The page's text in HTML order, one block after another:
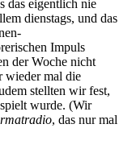
das eigentlich nie
dienstags, und das
Impuls
der Woche nicht
wieder mal die
stellten wir fest,
wurde. (Wir
, das nur mal